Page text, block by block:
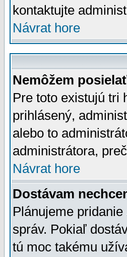
kontaktujte
Návrat hore
Nemôžem
Pre toto existujú tri
prihlásený,
alebo to
administrátora,
Návrat hore
Dostávam
Plánujeme
správ. Pokiaľ
tú moc takému